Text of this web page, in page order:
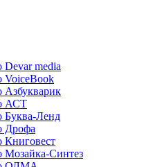
Devar media
VoiceBook
Азбукварик
АСТ
Буква-Ленд
Дрофа
Книговест
Мозайка-Синтез